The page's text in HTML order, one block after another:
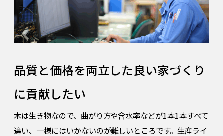
品質と価格を両立した良い家づくり
に貢献したい
木は生き物なので、曲がり方や含水率などが1本1本すべて
違い、一様にはいかないのが難しいところです。生産ライ